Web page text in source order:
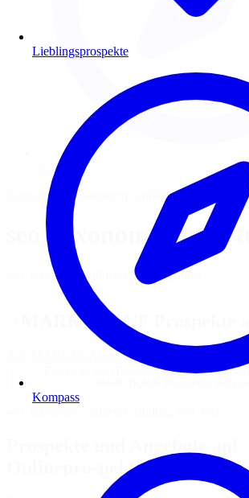
Kompass
Startseite
seo_taxonomy_anbieter_landing_h1
seo_taxonomy_anbieter_landing_intro
MARKTKAUF Prospekte
Alle MARKTKAUF Prospekte
Zurzeit ist kein Prospekt verfügbar
Onlineprospekte.com
Lieblingsprospekte
Kompass